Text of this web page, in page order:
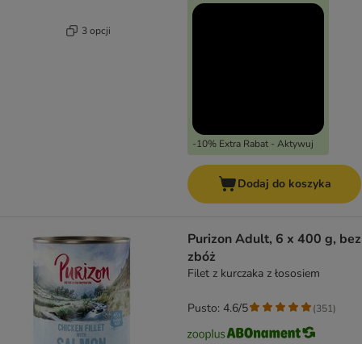
3 opcji
-10% Extra Rabat - Aktywuj
Dodaj do koszyka
Purizon Adult, 6 x 400 g, bez
zbóż
Filet z kurczaka z łososiem
Pusto: 4.6/5 (351)